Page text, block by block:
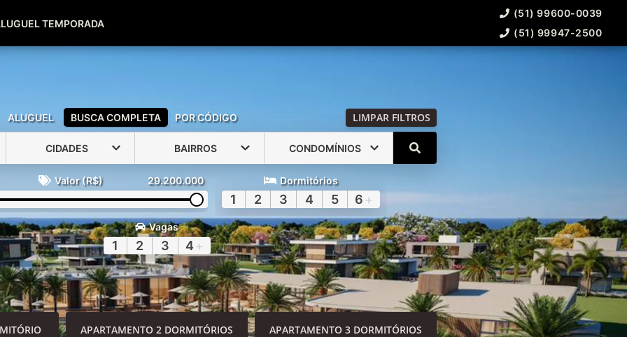
(51) 99600-0039
TEMPORADA
(51) 99600-0039
(51) 99947-2500
ALUGUEL BUSCA COMPLETA POR CÓDIGO LIMPAR FILTROS
CIDADES BAIRROS CONDOMÍNIOS
Valor (R$) 29.200.000 Dormitórios
1 2 3 4 5 6 +
Vagas
1 2 3 4 +
APARTAMENTO 2 DORMITÓRIOS APARTAMENTO 3 DORMITÓRIOS